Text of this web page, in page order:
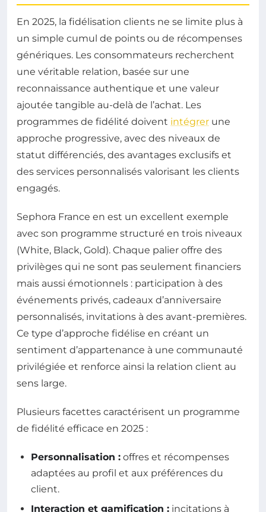
En 2025, la fidélisation clients ne se limite plus à
un simple cumul de points ou de récompenses
génériques. Les consommateurs recherchent
une véritable relation, basée sur une
reconnaissance authentique et une valeur
ajoutée tangible au-delà de l’achat. Les
programmes de fidélité doivent intégrer une
approche progressive, avec des niveaux de
statut différenciés, des avantages exclusifs et
des services personnalisés valorisant les clients
engagés.
Sephora France en est un excellent exemple
avec son programme structuré en trois niveaux
(White, Black, Gold). Chaque palier offre des
privilèges qui ne sont pas seulement financiers
mais aussi émotionnels : participation à des
événements privés, cadeaux d’anniversaire
personnalisés, invitations à des avant-premières.
Ce type d’approche fidélise en créant un
sentiment d’appartenance à une communauté
privilégiée et renforce ainsi la relation client au
sens large.
Plusieurs facettes caractérisent un programme
de fidélité efficace en 2025 :
Personnalisation : offres et récompenses
adaptées au profil et aux préférences du
client.
Interaction et gamification : incitations à